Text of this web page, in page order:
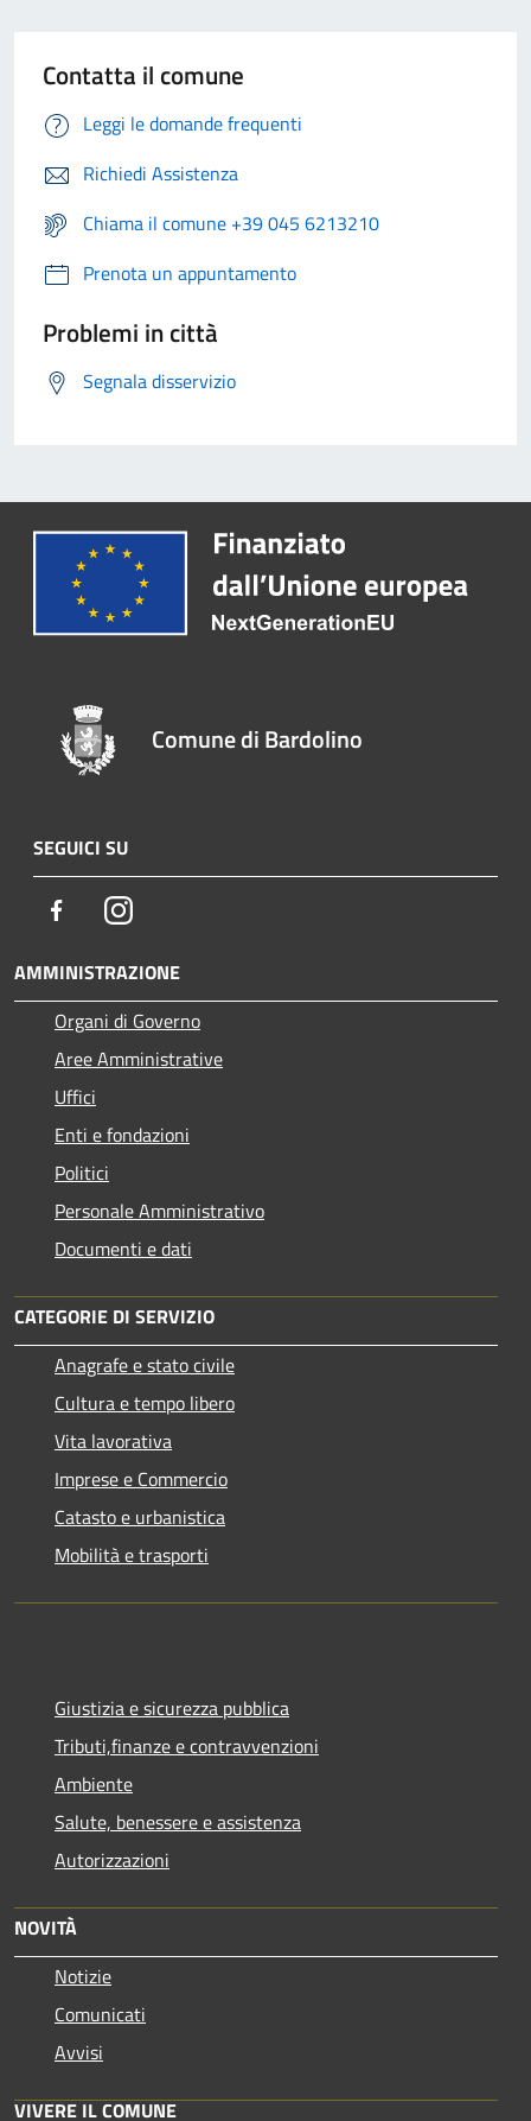
Contatta il comune
Leggi le domande frequenti
Richiedi Assistenza
Chiama il comune +39 045 6213210
Prenota un appuntamento
Problemi in città
Segnala disservizio
Comune di Bardolino
SEGUICI SU
FacebookInstagram
AMMINISTRAZIONE
Organi di Governo
Aree Amministrative
Uffici
Enti e fondazioni
Politici
Personale Amministrativo
Documenti e dati
CATEGORIE DI SERVIZIO
Anagrafe e stato civile
Cultura e tempo libero
Vita lavorativa
Imprese e Commercio
Catasto e urbanistica
Mobilità e trasporti
Giustizia e sicurezza pubblica
Tributi,finanze e contravvenzioni
Ambiente
Salute, benessere e assistenza
Autorizzazioni
NOVITÀ
Notizie
Comunicati
Avvisi
VIVERE IL COMUNE